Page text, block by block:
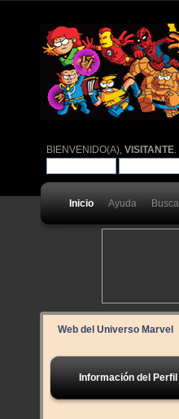
BIENVENIDO(A),VISITANTE
Inicio Ayuda
Web del Universo Marvel
Información del Perfil